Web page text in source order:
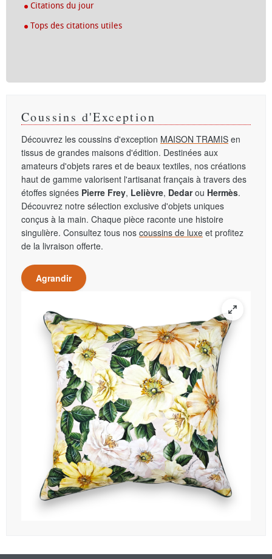
Citations du jour
Tops des citations utiles
Coussins d'Exception
Découvrez les coussins d'exception MAISON TRAMIS en
tissus de grandes maisons d'édition. Destinées aux
amateurs d'objets rares et de beaux textiles, nos créations
haut de gamme valorisent l'artisanat français à travers des
étoffes signées Pierre Frey, Lelièvre, Dedarou Hermès.
Découvrez notre sélection exclusive d'objets uniques
conçus à la main. Chaque pièce raconte une histoire
singulière. Consultez tous nos coussins de luxe et profitez
de la livraison offerte.
Agrandir